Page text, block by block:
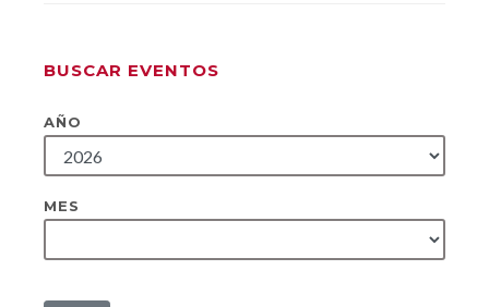
BUSCAR EVENTOS
AÑO
MES